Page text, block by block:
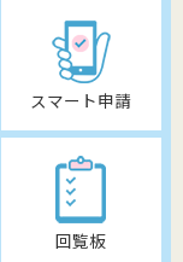
スマート申請
回覧板